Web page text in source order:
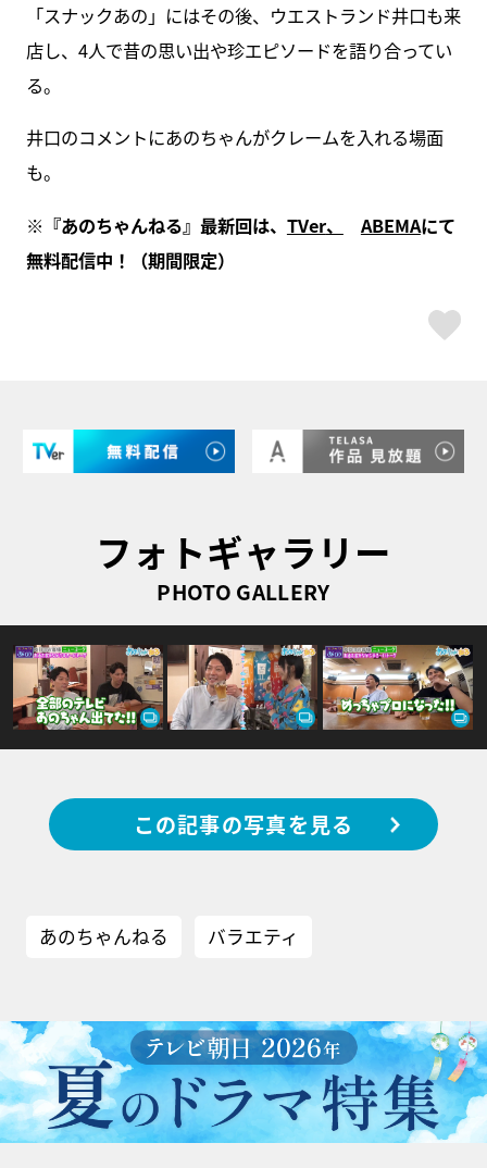
「スナックあの」にはその後、ウエストランド井口も来
店し、4人で昔の思い出や珍エピソードを語り合ってい
る。
井口のコメントにあのちゃんがクレームを入れる場面
も。
※ 『あのちゃんねる』最新回は、 TVer、 ABEMAにて
無料配信中！（期間限定）
フォトギャラリー
PHOTO GALLERY
この記事の写真を見る
あのちゃんねる バラエティ